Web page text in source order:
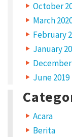
October
March
February
January
December
June 2019
Acara
Berita